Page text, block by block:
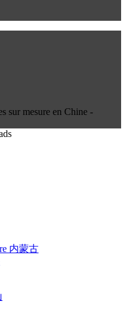
sur mesure en Chine -
内蒙古